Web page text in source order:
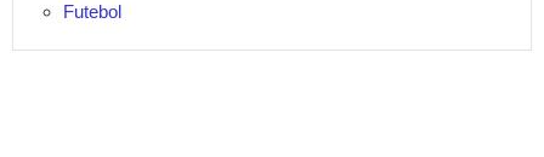
Futebol